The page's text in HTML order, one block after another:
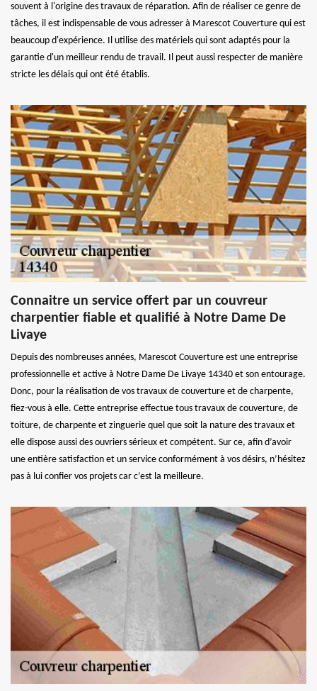
souvent à l'origine des travaux de réparation. Afin de réaliser ce genre de
tâches, il est indispensable de vous adresser à Marescot Couverture qui est
beaucoup d'expérience. Il utilise des matériels qui sont adaptés pour la
garantie d'un meilleur rendu de travail. Il peut aussi respecter de manière
stricte les délais qui ont été établis.
Connaitre un service offert par un couvreur
charpentier fiable et qualifié à Notre Dame De
Livaye
Depuis des nombreuses années, Marescot Couverture est une entreprise
professionnelle et active à Notre Dame De Livaye 14340 et son entourage.
Donc, pour la réalisation de vos travaux de couverture et de charpente,
fiez-vous à elle. Cette entreprise effectue tous travaux de couverture, de
toiture, de charpente et zinguerie quel que soit la nature des travaux et
elle dispose aussi des ouvriers sérieux et compétent. Sur ce, afin d’avoir
une entière satisfaction et un service conformément à vos désirs, n’hésitez
pas à lui confier vos projets car c’est la meilleure.